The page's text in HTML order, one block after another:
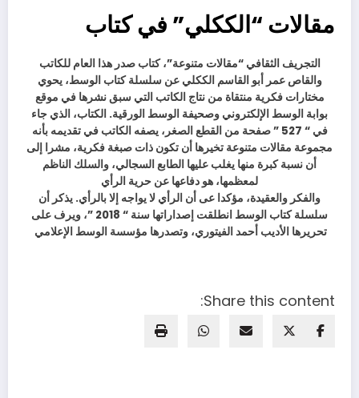
مقالات “الككلي” في كتاب
التجريف الثقافي “مقالات متنوعة”، كتاب صدر هذا العام للكاتب
والقاص عمر أبو القاسم الككلي عن سلسلة كتاب الوسط، يحوي
مختارات فكرية منتقاة من نتاج الكاتب التي سبق نشرها في موقع
بوابة الوسط الإلكتروني وصحيفة الوسط الورقية. الكتاب، الذي جاء
في “ 527 ” صفحة من القطع الصغر، يصفه الكاتب في تقديمه بأنه
مجموعة مقالات متنوعة تخيرها أن تكون ذات صبغة فكرية، مشرا إلى
أن نسبة كبرة منها يغلب عليها الطابع السجالي، والسلك الناظم
لمعظمها، هو دفاعها عن حرية الرأي
والفكر والعقيدة، مؤكدا عى أن الرأي لا يواجه إلا بالرأي. يذكر أن
سلسلة كتاب الوسط انطلقت إصداراتها سنة “ 2018 ”، ويرف على
تحريرها الأديب أحمد الفيتوري، وتصدرها مؤسسة الوسط الإعلامي
Share this content: